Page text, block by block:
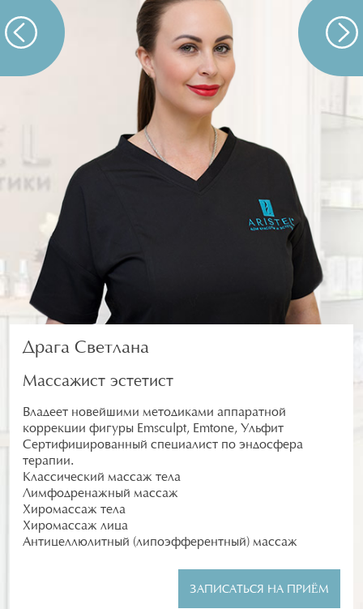
Драга Светлана
Массажист эстетист
Владеет новейшими методиками аппаратной
коррекции фигуры Emsculpt, Emtone, Ульфит
Сертифицированный специалист по эндосфера
терапии.
Классический массаж тела
Лимфодренажный массаж
Хиромассаж тела
Хиромассаж лица
Антицеллюлитный (липоэфферентный) массаж
ЗАПИСАТЬСЯ НА ПРИЁМ